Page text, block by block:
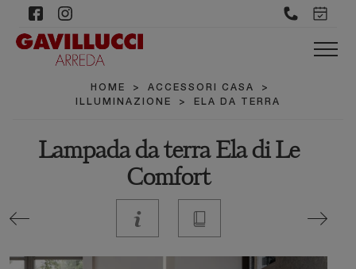
HOME > ACCESSORI CASA
>
ILLUMINAZIONE
> ELA DA TERRA
Lampada da terra Ela di Le
Comfort